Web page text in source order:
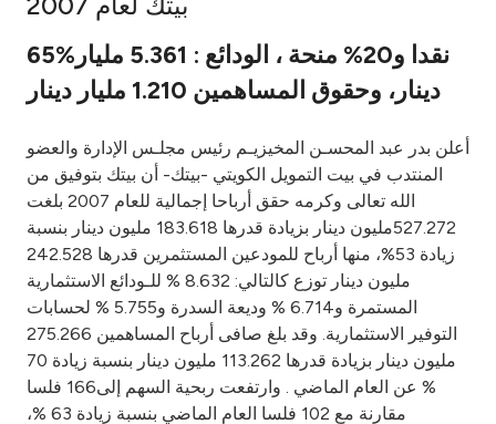
Tools & Services
After Sales Services
Contact us
Branch & ATM locator
Germany
65%نقدا و20% منحة ، الودائع : 5.361 مليار
دينار، وحقوق المساهمين 1.210 مليار دينار
أعلن بدر عبد المحسـن المخيزيـم رئيس مجلـس الإدارة والعضو
المنتدب في بيت التمويل الكويتي -بيتك- أن بيتك بتوفيق من
الله تعالى وكرمه حقق أرباحا إجمالية للعام 2007 بلغت
527.272مليون دينار بزيادة قدرها 183.618 مليون دينار بنسبة
زيادة 53%، منها أرباح للمودعين المستثمرين قدرها 242.528
مليون دينار توزع كالتالي: 8.632 % للـودائع الاستثمارية
المستمرة و6.714 % وديعة السدرة و5.755 % لحسابات
التوفير الاستثمارية. وقد بلغ صافى أرباح المساهمين 275.266
مليون دينار بزيادة قدرها 113.262 مليون دينار بنسبة زيادة 70
% عن العام الماضي . وارتفعت ربحية السهم إلى166 فلسا
مقارنة مع 102 فلسا العام الماضي بنسبة زيادة 63 %،